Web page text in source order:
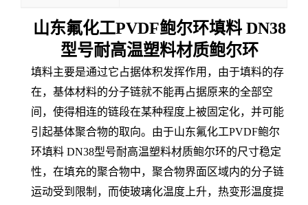
山东氟化工PVDF鲍尔环填料 DN38
型号耐高温塑料材质鲍尔环
填料主要是通过它占据体积发挥作用，由于填料的存
在，基体材料的分子链就不能再占据原来的全部空
间，使得相连的链段在某种程度上被固定化，并可能
引起基体聚合物的取向。由于山东氟化工PVDF鲍尔
环填料 DN38型号耐高温塑料材质鲍尔环的尺寸稳定
性，在填充的聚合物中，聚合物界面区域内的分子链
运动受到限制，而使玻璃化温度上升，热变形温度提